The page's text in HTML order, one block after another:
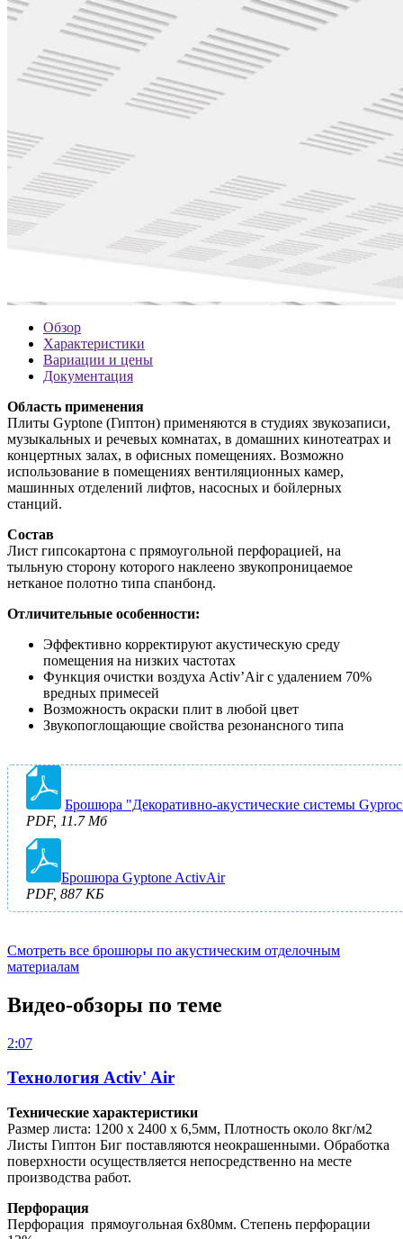
Обзор
Характеристики
Вариации и цены
Документация
Область применения
Плиты Gyptone (Гиптон) применяются в студиях звукозаписи,
музыкальных и речевых комнатах, в домашних кинотеатрах и
концертных залах, в офисных помещениях. Возможно
использование в помещениях вентиляционных камер,
машинных отделений лифтов, насосных и бойлерных
станций.
Состав
Лист гипсокартона с прямоугольной перфорацией, на
тыльную сторону которого наклеено звукопроницаемое
нетканое полотно типа спанбонд.
Отличительные особенности:
Эффективно корректируют акустическую среду
помещения на низких частотах
Функция очистки воздуха Activ’Air с удалением 70%
вредных примесей
Возможность окраски плит в любой цвет
Звукопоглощающие свойства резонансного типа
Брошюра "Декоративно-акустические системы
PDF, 11.7 Мб
Брошюра Gyptone ActivAir
PDF, 887 КБ
Смотреть все брошюры по акустическим отделочным
материалам
Видео-обзоры по теме
2:07
Технология Activ' Air
Технические характеристики
Размер листа: 1200 х 2400 х 6,5мм, Плотность около 8кг/м2
Листы Гиптон Биг поставляются неокрашенными. Обработка
поверхности осуществляется непосредственно на месте
производства работ.
Перфорация
Перфорация прямоугольная 6х80мм. Степень перфорации